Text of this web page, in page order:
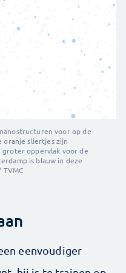
voor op de
oranje sliertjes zijn
groter oppervlak voor de
is blauw in deze
eenvoudiger